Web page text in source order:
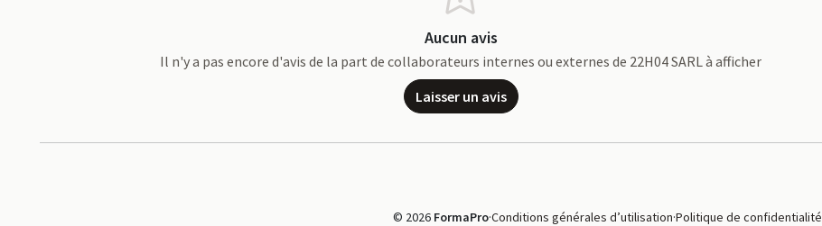
Aucun avis
Il n'y a pas encore d'avis de la part de collaborateurs internes ou externes de 22H04 SARL à afficher
Laisser un avis
© 2026 FormaPro·Conditions générales d’utilisation·Politique de confidentialité